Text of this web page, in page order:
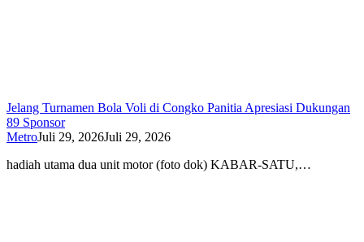
Jelang Turnamen Bola Voli di Congko Panitia Apresiasi Dukungan
89 Sponsor
MetroJuli 29, 2026Juli 29, 2026
hadiah utama dua unit motor (foto dok) KABAR-SATU,…